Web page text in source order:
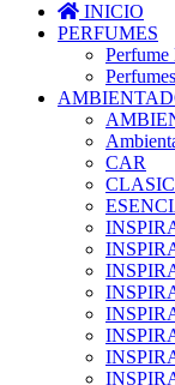
INICIO
PERFUMES
CAR